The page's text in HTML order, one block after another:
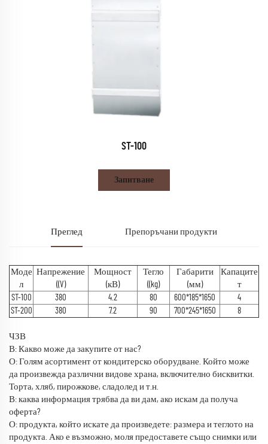
ST-100
Запитване
Преглед Препоръчани продукти
Моде
л
Напрежение
((V)
Мощност
(кВ)
Тегло
((kg)
Габарити
(мм)
Капаците
т
ST-100
380 4.2 80 600*185*1650
4
ST-200
380 7.2 90 700*245*1650 8
ЧЗВ
В: Какво може да закупите от нас?
О: Голям асортимент от кондитерско оборудване. Който може
да произвежда различни видове храна, включително бисквитки.
Торта, хляб, пирожкове, сладолед и т.н.
В: каква информация трябва да ви дам, ако искам да получа
оферта?
О: продукта, който искате да произведете: размера и теглото на
продукта. Ако е възможно, моля предоставете също снимки или